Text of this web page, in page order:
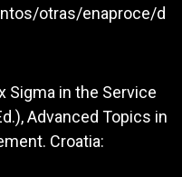
otras/enaproce/d
Sigma in the Service
Advanced Topics in
Croatia: